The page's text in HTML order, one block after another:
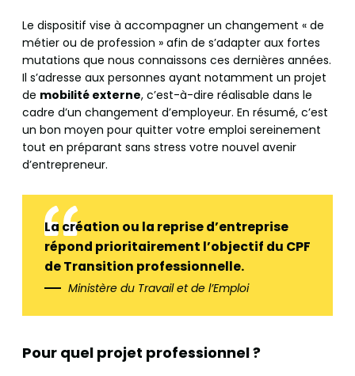
Le dispositif vise à accompagner un changement « de
métier ou de profession » afin de s’adapter aux fortes
mutations que nous connaissons ces dernières années.
Il s’adresse aux personnes ayant notamment un projet
de mobilité externe, c’est-à-dire réalisable dans le
cadre d’un changement d’employeur. En résumé, c’est
un bon moyen pour quitter votre emploi sereinement
tout en préparant sans stress votre nouvel avenir
d’entrepreneur.
La création ou la reprise d’entreprise
répond prioritairement l’objectif du CPF
de Transition professionnelle.
Ministère du Travail et de l’Emploi
Pour quel projet professionnel ?